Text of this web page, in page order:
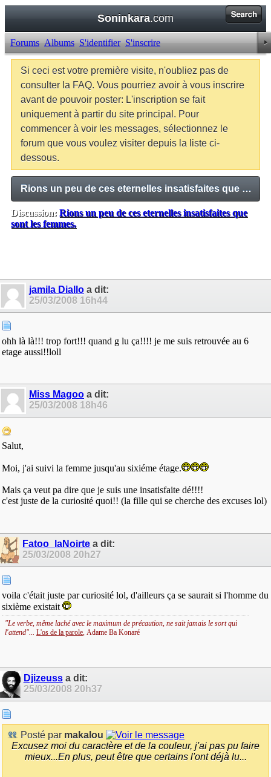
Soninkara.com
Forums Albums S'identifier S'inscrire
Si ceci est votre première visite, n'oubliez pas de
consulter la FAQ. Vous pourriez avoir à vous inscrire
avant de pouvoir poster: L'inscription se fait
uniquement à partir du site principal. Pour
commencer à voir les messages, sélectionnez le
forum que vous voulez visiter depuis la liste ci-
dessous.
Rions un peu de ces eternelles insatisfaites que sont les femmes.
Discussion: Rions un peu de ces eternelles insatisfaites que
sont les femmes.
jamila Diallo a dit:
25/03/2008 16h44
ohh là là!!! trop fort!!! quand g lu ça!!!! je me suis retrouvée au 6
etage aussi!!loll
Miss Magoo a dit:
25/03/2008 18h46
Salut,
Moi, j'ai suivi la femme jusqu'au sixiéme étage.
Mais ça veut pa dire que je suis une insatisfaite dé!!!!
c'est juste de la curiosité quoi!! (la fille qui se cherche des excuses lol)
Fatoo_laNoirte a dit:
25/03/200820h27
voila c'était juste par curiosité lol, d'ailleurs ça se saurait si l'homme du
sixième existait
"Le verbe, même laché avec le maximum de précaution, ne sait jamais le sort qui
l'attend"... L'os de la parole Adame Ba Konaré
Djizeussa dit:
25/03/2008 20h37
Posté par makalou
Excusez moi du caractère et de la couleur, j'ai pas pu faire
mieux...En plus, peut être que certains l'ont déjà lu...